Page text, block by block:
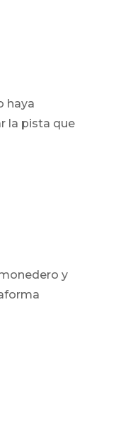
haya
la pista que
y